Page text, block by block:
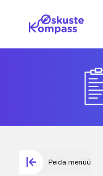
Peida menüü